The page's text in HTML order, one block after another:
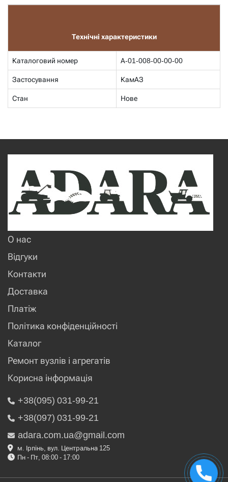
Технічні характеристики
Каталоговий номер А-01-008-00-00-00
Застосування КамАЗ
Стан Нове
О нас
Відгуки
Контакти
Доставка
Платіж
Політика конфіденційності
Каталог
Ремонт вузлів і агрегатів
Корисна інформація
+38(095) 031-99-21
+38(097) 031-99-21
adara.com.ua@gmail.com
м. Ірпінь, вул. Центральна 125
Пн - Пт, 08:00 - 17:00